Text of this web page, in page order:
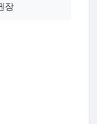
장